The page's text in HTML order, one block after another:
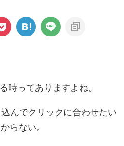
時ってありますよね。
んでクリックに合わせたい
らない。